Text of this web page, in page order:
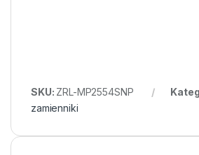
SKU: ZRL-MP2554SNP
zamienniki